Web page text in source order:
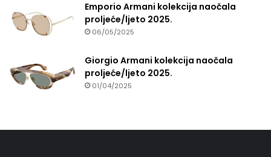
Emporio Armani kolekcija naočala
proljeće/ljeto 2025.
06/05/2025
Giorgio Armani kolekcija naočala
proljeće/ljeto 2025.
01/04/2025